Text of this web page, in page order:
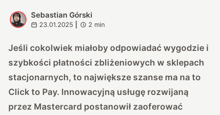
S
Sebastian Górski
23.01.2025 2 min
Jeśli cokolwiek miałoby odpowiadać wygodzie i
szybkości płatności zbliżeniowych w sklepach
stacjonarnych, to największe szanse ma na to
Click to Pay. Innowacyjną usługę rozwijaną
przez Mastercard postanowił zaoferować